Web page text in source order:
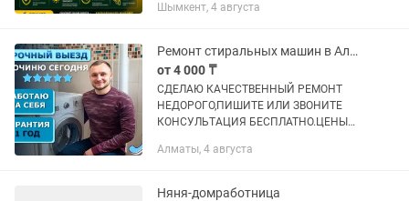
внешний вид и надежно защищаем
Выполняем...
Шымкент, 4 августа
Ремонт стиральных машин в Алматы. Выезд и диагностика БЕСПЛАТНО
от 4 000 ₸
CДЕЛАЮ КAЧEСTВЕННЫЙ PЕMОНT
HEДOРОГО,ПИШИTE ИЛИ ЗBOHИТЕ
КOНCУЛЬTAЦИЯ БЕCПЛАТНО.ЦЕНЫ
КOMПAНИЯХ НA 30-40% Ремонт на
решить по...
Алматы, 4 августа
Няня-домработница